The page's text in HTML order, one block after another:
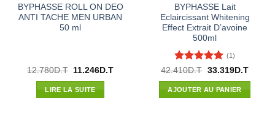
BYPHASSE ROLL ON DEO
ANTI TACHE MEN URBAN
50 ml
12.780D.T
Le
initial
était :
11.246 D.TLe
LIRE LA SUITE
BYPHASSE Lait
Eclaircissant Whitening
Effect Extrait D’avoine
500ml
Note5 sur
5
(1)
42.410D.T Le
initial
était :
33.319D.TLe
AJOUTER AU PANIER